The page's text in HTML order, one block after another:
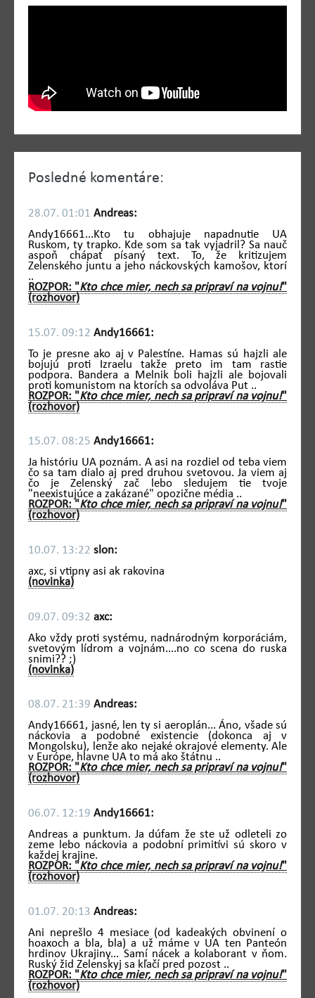
Posledné komentáre:
28.07. 01:01 Andreas:
Andy16661...Kto tu obhajuje napadnutie UA
Ruskom, ty trapko. Kde som sa tak vyjadril? Sa nauč
aspoň chápať písaný text. To, že kritizujem
Zelenského juntu a jeho náckovských kamošov, ktorí
..
ROZPOR: "Kto chce mier, nech sa pripraví na vojnu!"
(rozhovor)
15.07. 09:12 Andy16661:
To je presne ako aj v Palestíne. Hamas sú hajzli ale
bojujú proti Izraelu takže preto im tam rastie
podpora. Bandera a Melnik boli hajzli ale bojovali
proti komunistom na ktorích sa odvoláva Put ..
ROZPOR: "Kto chce mier, nech sa pripraví na vojnu!"
(rozhovor)
15.07. 08:25 Andy16661:
Ja históriu UA poznám. A asi na rozdiel od teba viem
čo sa tam dialo aj pred druhou svetovou. Ja viem aj
čo je Zelenský zač lebo sledujem tie tvoje
"neexistujúce a zakázané" opozične média ..
ROZPOR: "Kto chce mier, nech sa pripraví na vojnu!"
(rozhovor)
10.07. 13:22 slon:
axc, si vtipny asi ak rakovina
(novinka)
09.07. 09:32 axc:
Ako vždy proti systému, nadnárodným korporáciám,
svetovým lídrom a vojnám....no co scena do ruska
snimi?? ;)
(novinka)
08.07. 21:39 Andreas:
Andy16661, jasné, len ty si aeroplán... Áno, všade sú
náckovia a podobné existencie (dokonca aj v
Mongolsku), lenže ako nejaké okrajové elementy. Ale
v Európe, hlavne UA to má ako štátnu ..
ROZPOR: "Kto chce mier, nech sa pripraví na vojnu!"
(rozhovor)
06.07. 12:19 Andy16661:
Andreas a punktum. Ja dúfam že ste už odleteli zo
zeme lebo náckovia a podobní primitívi sú skoro v
každej krajine.
ROZPOR: "Kto chce mier, nech sa pripraví na vojnu!"
(rozhovor)
01.07. 20:13 Andreas:
Ani neprešlo 4 mesiace (od kadeakých obvinení o
hoaxoch a bla, bla) a už máme v UA ten Panteón
hrdinov Ukrajiny... Samí nácek a kolaborant v ňom.
Ruský žid Zelenskyj sa kľačí pred pozost ..
ROZPOR: "Kto chce mier, nech sa pripraví na vojnu!"
(rozhovor)